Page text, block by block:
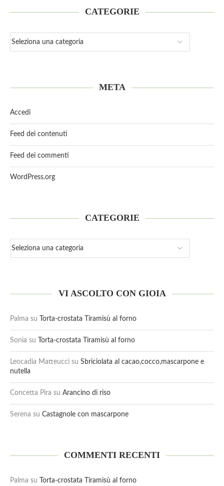
CATEGORIE
META
Accedi
Feed dei contenuti
Feed dei commenti
WordPress.org
CATEGORIE
VI ASCOLTO CON GIOIA
Palma su Torta-crostata Tiramisù al forno
Sonia su Torta-crostata Tiramisù al forno
Leocadia Matteucci su Sbriciolata al cacao,cocco,mascarpone e
nutella
Concetta Pira su Arancino di riso
Serena su Castagnole con mascarpone
COMMENTI RECENTI
Palma su Torta-crostata Tiramisù al forno